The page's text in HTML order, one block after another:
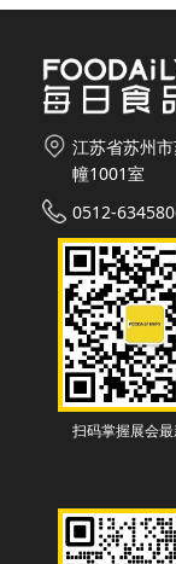
江苏省苏州
幢1001室
0512-
扫码掌握展会